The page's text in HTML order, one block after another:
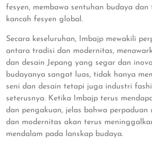
fesyen, membawa sentuhan budaya dan
kancah fesyen global.
Secara keseluruhan, Imbajp mewakili
antara tradisi dan modernitas,
dan desain Jepang yang segar dan
budayanya sangat luas, tidak hanya
seni dan desain tetapi juga industri
seterusnya. Ketika Imbajp terus
dan pengakuan, jelas bahwa
dan modernitas akan terus
mendalam pada lanskap budaya.